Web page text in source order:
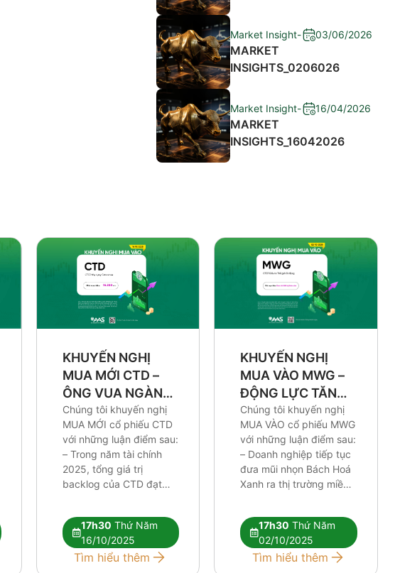
Market Insight- 03/06/2026
MARKET
INSIGHTS_0206026
Market Insight- 16/04/2026
MARKET
INSIGHTS_16042026
KHUYẾN NGHỊ
MUA MỚI CTD –
ÔNG VUA NGÀNH
XÂY DỰNG
Chúng tôi khuyến nghị
MUA MỚI cổ phiếu CTD
với những luận điểm sau:
– Trong năm tài chính
2025, tổng giá trị
backlog của CTD đạt
cố dư địa tăng trưởng
của doanh nghiệp này
trong các năm tới. – Nhu
17h30 Thứ Năm
16/10/2025
Tìm hiểu thêm
KHUYẾN NGHỊ
MUA VÀO MWG –
ĐỘNG LỰC TĂNG
GIÁ NẰM Ở BAN
LÃNH ĐẠO
Chúng tôi khuyến nghị
MUA VÀO cổ phiếu MWG
với những luận điểm sau:
– Doanh nghiệp tiếp tục
đưa mũi nhọn Bách Hoá
Xanh ra thị trường miền
kết quả tương đối tích
cực trong khi thị trường
miền Nam tiếp tục tối
17h30 Thứ Năm
02/10/2025
Tìm hiểu thêm